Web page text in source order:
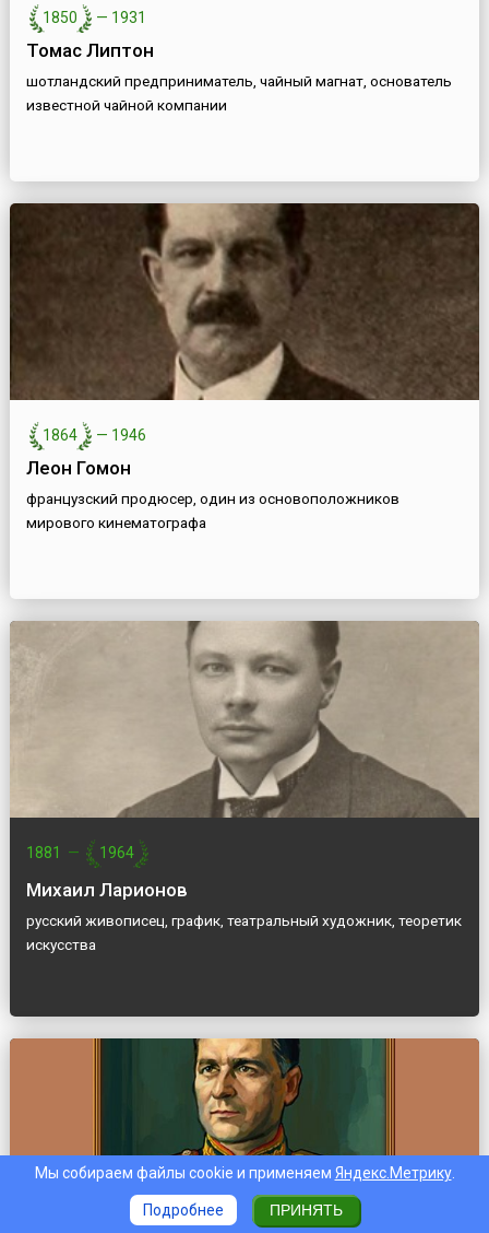
1850 — 1931
Томас Липтон
шотландский предприниматель, чайный магнат, основатель
известной чайной компании
1864 — 1946
Леон Гомон
французский продюсер, один из основоположников
мирового кинематографа
1881 — 1964
Михаил Ларионов
русский живописец, график, театральный художник, теоретик
искусства
Мы собираем файлы cookie и применяем Яндекс.Метрику.
Подробнее ПРИНЯТЬ